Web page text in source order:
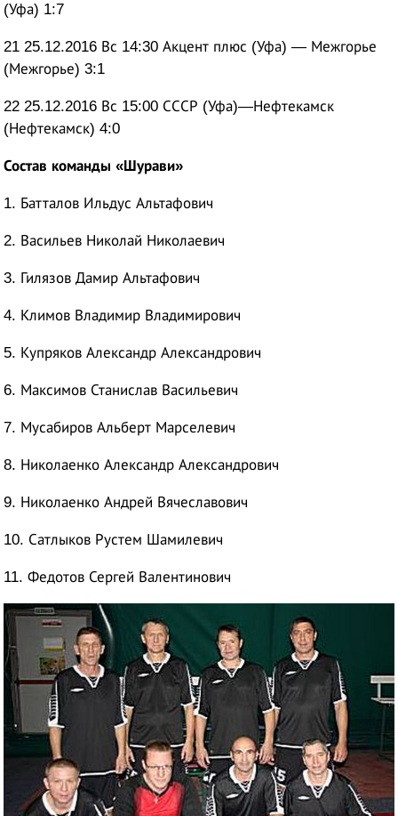
(Уфа) 1:7
21 25.12.2016 Вс 14:30 Акцент плюс (Уфа) — Межгорье
(Межгорье) 3:1
22 25.12.2016 Вс 15:00 СССР (Уфа)—Нефтекамск
(Нефтекамск) 4:0
Состав команды «Шурави»
1. Батталов Ильдус Альтафович
2. Васильев Николай Николаевич
3. Гилязов Дамир Альтафович
4. Климов Владимир Владимирович
5. Купряков Александр Александрович
6. Максимов Станислав Васильевич
7. Мусабиров Альберт Марселевич
8. Николаенко Александр Александрович
9. Николаенко Андрей Вячеславович
10. Сатлыков Рустем Шамилевич
11. Федотов Сергей Валентинович